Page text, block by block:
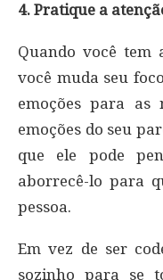
4. Pratique a
Quando você tem
você muda seu
emoções para as
emoções do seu
que ele pode
aborrecê-lo para
pessoa.
Em vez de ser
sozinho para se